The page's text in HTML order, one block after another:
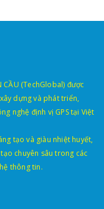
CẦU (TechGlobal) được
dựng và phát triển,
nghệ định vị GPS tại Việt
tạo và giàu nhiệt huyết,
chuyên sâu trong các
thông tin.